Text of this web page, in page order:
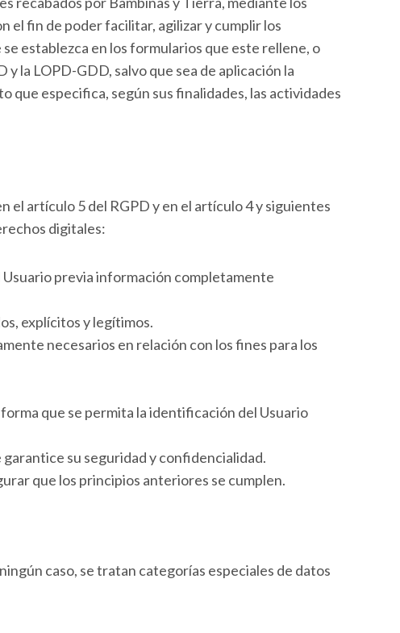
el fin de poder facilitar, agilizar y cumplir los
establezca en los formularios que este rellene, o
la LOPD-GDD, salvo que sea de aplicación la
que especifica, según sus finalidades, las actividades
el artículo 5 del RGPD y en el artículo 4 y siguientes
digitales:
previa información completamente
explícitos y legítimos.
necesarios en relación con los fines para los
que se permita la identificación del Usuario
su seguridad y confidencialidad.
que los principios anteriores se cumplen.
caso, se tratan categorías especiales de datos